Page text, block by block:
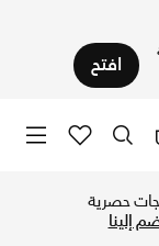
افتح
حصرية
إلينا